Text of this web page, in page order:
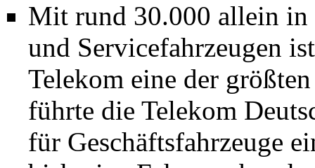
Mit rund 30.000 allein in
und Servicefahrzeugen
Telekom eine der
führte die Telekom
für Geschäftsfahrzeuge